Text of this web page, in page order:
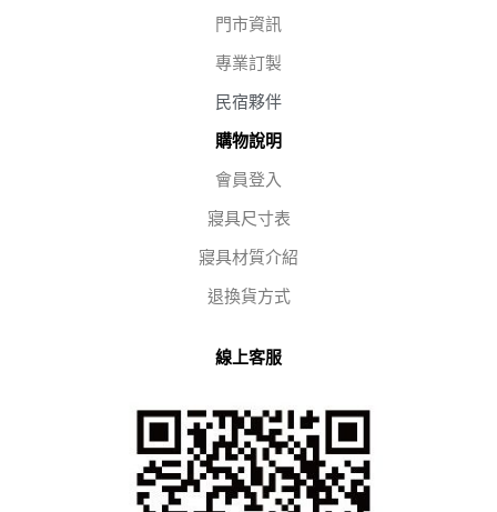
門市資訊
專業訂製
民宿夥伴
購物說明
會員登入
寢具尺寸表
寢具材質介紹
退換貨方式
線上客服